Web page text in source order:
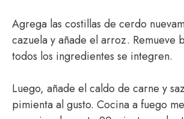
Agrega las costillas de cerdo
cazuela y añade el arroz. Remueve
todos los ingredientes se integren.
Luego, añade el caldo de carne y
pimienta al gusto. Cocina a fuego